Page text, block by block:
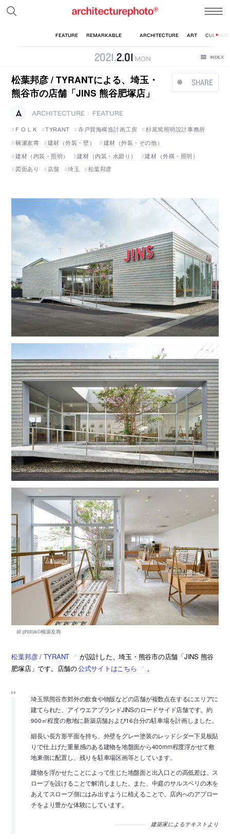
2021.2.01 MON
SHARE
松葉邦彦 / TYRANTによる、埼玉・
熊谷市の店舗「JINS 熊谷肥塚店」
ARCHITECTURE
FEATURE
F O L K
TYRANT 寺戸巽海構造計画工房
杉尾篤照明設計事務所
楠瀬友将
建材（外装・壁）
建材（外装・その他）
建材（内装・照明）
建材（内装・水廻り）
建材（外構・照明）
図面あり
店舗 埼玉 松葉邦彦
松葉邦彦 / TYRANT
が設計した、埼玉・熊谷市の店舗「JINS 熊谷
肥塚店」です。店舗の公式サイトはこちら 。
埼玉県熊谷市郊外の飲食や物販などの店舗が複数点在するにエリアに
建てられた、アイウエアブランドJINSのロードサイド店舗です。約
900㎡程度の敷地に新築店舗および16台分の駐車場を計画しました。
細長い長方形平面を持ち、外壁をグレー塗装のレッドシダー下見板貼
りで仕上げた重量感のある建物を地盤面から400mm程度浮かせて敷
地東側に配置し、残りを駐車場区画等としています。
建物を浮かせたことによって生じた地盤面と出入口との高低差は、ス
ロープを設けることで解消しました。また、中庭のサルスベリの木を
あえてスロープ側にはみ出すように植えることで、店内へのアプロー
チをより豊かな体験にしています。
建築家によるテキストより